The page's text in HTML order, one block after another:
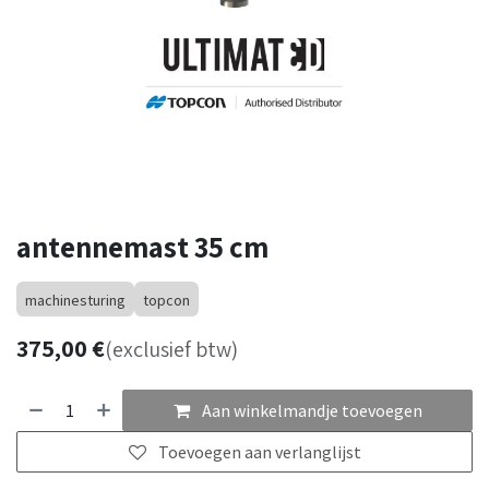
antennemast 35 cm
machinesturing topcon
375,00€(exclusief btw)
Aan winkelmandje toevoegen
Toevoegen aan verlanglijst